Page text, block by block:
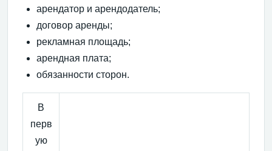
арендатор и арендодатель;
договор аренды;
рекламная площадь;
арендная плата;
обязанности сторон.
В
перв
ую